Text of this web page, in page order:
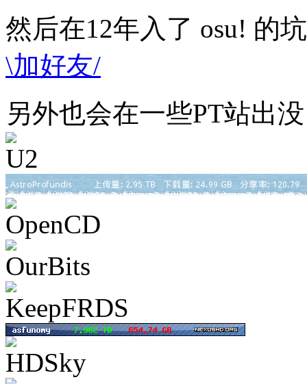
然后在12年入了 osu! 的
\加好友/
另外也会在一些PT站出没